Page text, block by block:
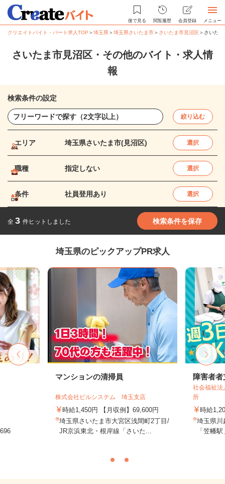
後で見る 閲覧履歴 会員登録 メニュー
クリエイトバイト・パート求人TOP ＞埼玉県＞埼玉県さいたま市＞ さいたま市見沼区＞ さいた
さいたま市見沼区・その他のバイト・求人情
報
検索条件の設定
絞り込む
エリア 埼玉県さいたま市(見沼区) 選択
職種 指定しない 選択
条件 社員登用あり 選択
全 3 件ヒットしました 検索条件を保存
埼玉県のピックアップPR求人
マンションの清掃員
株式会社ビルシステム 埼玉支店
時給1,450円 【月収例】69,600円
埼玉県さいたま市大宮区浅間町2丁目/
JR京浜東北・根岸線「さいた...
障害者
社会福祉
所
時給
埼玉県川
「笠幡